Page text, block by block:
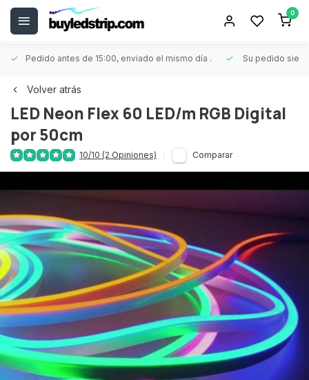
0
Pedido antes de 15:00, enviado el mismo día . Su pedido
Volver atrás
LED Neon Flex 60 LED/m RGB Digital
por 50cm
10/10 (2 Opiniones) Comparar